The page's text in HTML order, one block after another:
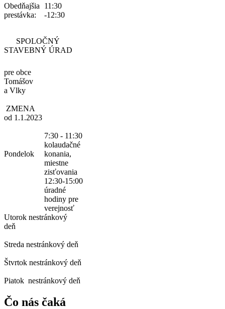
Obedňajšia
prestávka:
11:30
-12:30
SPOLOČNÝ
STAVEBNÝ ÚRAD
pre obce
Tomášov
a Vlky
ZMENA
od 1.1.2023
Pondelok
7:30 - 11:30
kolaudačné
konania,
miestne
zisťovania
12:30-15:00
úradné
hodiny pre
verejnosť
Utorok nestránkový
deň
Streda nestránkový deň
Štvrtok nestránkový deň
Piatok nestránkový deň
Čo nás čaká